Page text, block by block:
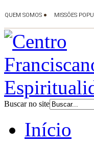
Buscar no site
Início